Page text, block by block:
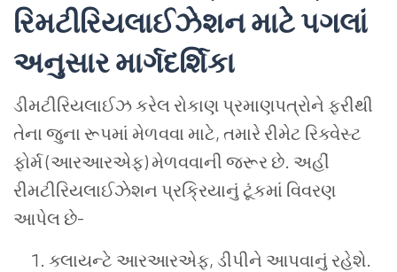
રિમટીરિયલાઈઝેશન માટે પગલાં
અનુસાર માર્ગદર્શિકા
ડીમટીરિયલાઈઝ કરેલ રોકાણ પ્રમાણપત્રોને ફરીથી
તેના જુના રૂપમાં મેળવવા માટે, તમારે રીમેટ રિક્વેસ્ટ
ફોર્મ (આરઆરએફ) મેળવવાની જરૂર છે. અહીં
રીમટીરિયલાઈઝેશન પ્રક્રિયાનું ટૂંકમાં વિવરણ
આપેલ છે-
ક્લાયન્ટે આરઆરએફ, ડીપીને આપવાનું રહેશે.